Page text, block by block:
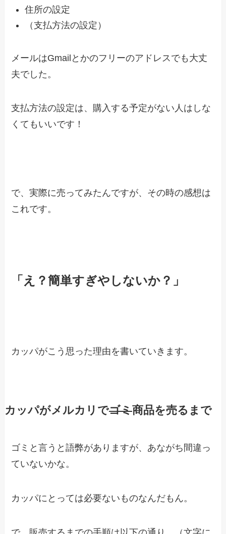
住所の設定
（支払方法の設定）
メールはGmailとかのフリーのアドレスでも大丈
夫でした。
支払方法の設定は、購入する予定がない人はしな
くてもいいです！
で、実際に売ってみたんですが、その時の感想は
これです。
「え？簡単すぎやしないか？」
カッパがこう思った理由を書いていきます。
カッパがメルカリでゴミ商品を売るまで
ゴミと言うと語弊がありますが、あながち間違っ
ていないかな。
カッパにとっては必要ないものなんだもん。